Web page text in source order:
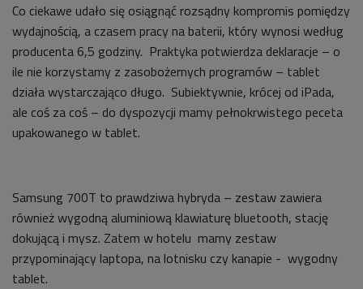
Co ciekawe udało się osiągnąć rozsądny kompromis pomiędzy
wydajnością, a czasem pracy na baterii, który wynosi według
producenta 6,5 godziny. Praktyka potwierdza deklaracje – o
ile nie korzystamy z zasobożernych programów – tablet
działa wystarczająco długo. Subiektywnie, krócej od iPada,
ale coś za coś – do dyspozycji mamy pełnokrwistego peceta
upakowanego w tablet.
Samsung 700T to prawdziwa hybryda – zestaw zawiera
również wygodną aluminiową klawiaturę bluetooth, stację
dokującą i mysz. Zatem w hotelu mamy zestaw
przypominający laptopa, na lotnisku czy kanapie - wygodny
tablet.